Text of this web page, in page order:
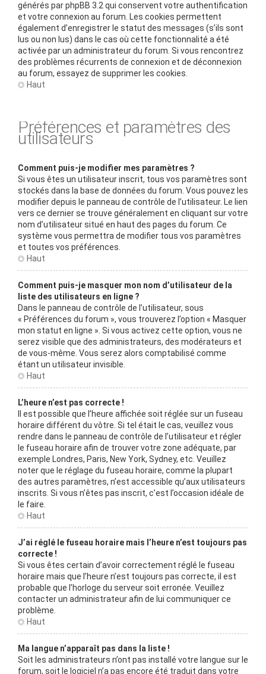
générés par phpBB 3.2 qui conservent votre authentification
et votre connexion au forum. Les cookies permettent
également d’enregistrer le statut des messages (s’ils sont
lus ou non lus) dans le cas où cette fonctionnalité a été
activée par un administrateur du forum. Si vous rencontrez
des problèmes récurrents de connexion et de déconnexion
au forum, essayez de supprimer les cookies.
Haut
Préférences et paramètres des
utilisateurs
Comment puis-je modifier mes paramètres ?
Si vous êtes un utilisateur inscrit, tous vos paramètres sont
stockés dans la base de données du forum. Vous pouvez les
modifier depuis le panneau de contrôle de l’utilisateur. Le lien
vers ce dernier se trouve généralement en cliquant sur votre
nom d’utilisateur situé en haut des pages du forum. Ce
système vous permettra de modifier tous vos paramètres
et toutes vos préférences.
Haut
Comment puis-je masquer mon nom d’utilisateur de la
liste des utilisateurs en ligne ?
Dans le panneau de contrôle de l’utilisateur, sous
« Préférences du forum », vous trouverez l’option « Masquer
mon statut en ligne ». Si vous activez cette option, vous ne
serez visible que des administrateurs, des modérateurs et
de vous-même. Vous serez alors comptabilisé comme
étant un utilisateur invisible.
Haut
L’heure n’est pas correcte !
Il est possible que l’heure affichée soit réglée sur un fuseau
horaire différent du vôtre. Si tel était le cas, veuillez vous
rendre dans le panneau de contrôle de l’utilisateur et régler
le fuseau horaire afin de trouver votre zone adéquate, par
exemple Londres, Paris, New York, Sydney, etc. Veuillez
noter que le réglage du fuseau horaire, comme la plupart
des autres paramètres, n’est accessible qu’aux utilisateurs
inscrits. Si vous n’êtes pas inscrit, c’est l’occasion idéale de
le faire.
Haut
J’ai réglé le fuseau horaire mais l’heure n’est toujours pas
correcte !
Si vous êtes certain d’avoir correctement réglé le fuseau
horaire mais que l’heure n’est toujours pas correcte, il est
probable que l’horloge du serveur soit erronée. Veuillez
contacter un administrateur afin de lui communiquer ce
problème.
Haut
Ma langue n’apparaît pas dans la liste !
Soit les administrateurs n’ont pas installé votre langue sur le
forum, soit le logiciel n’a pas encore été traduit dans votre